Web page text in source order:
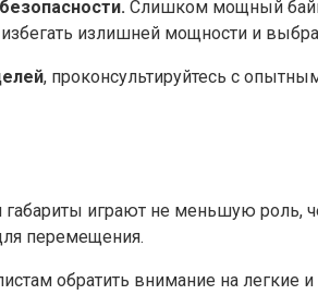
Слишком мощный байк
излишней мощности и
, проконсультируйтесь с
габариты играют не меньшую
перемещения.​
обратить внимание на легкие